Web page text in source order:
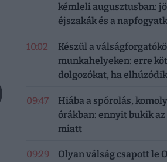
kémleli augusztusban:
éjszakák és a
10:02
Készül a
munkahelyeken: erre
dolgozókat, ha
09:47
Hiába a spórolás,
órákban: ennyit bukik
miatt
09:29
Olyan válság csapott le